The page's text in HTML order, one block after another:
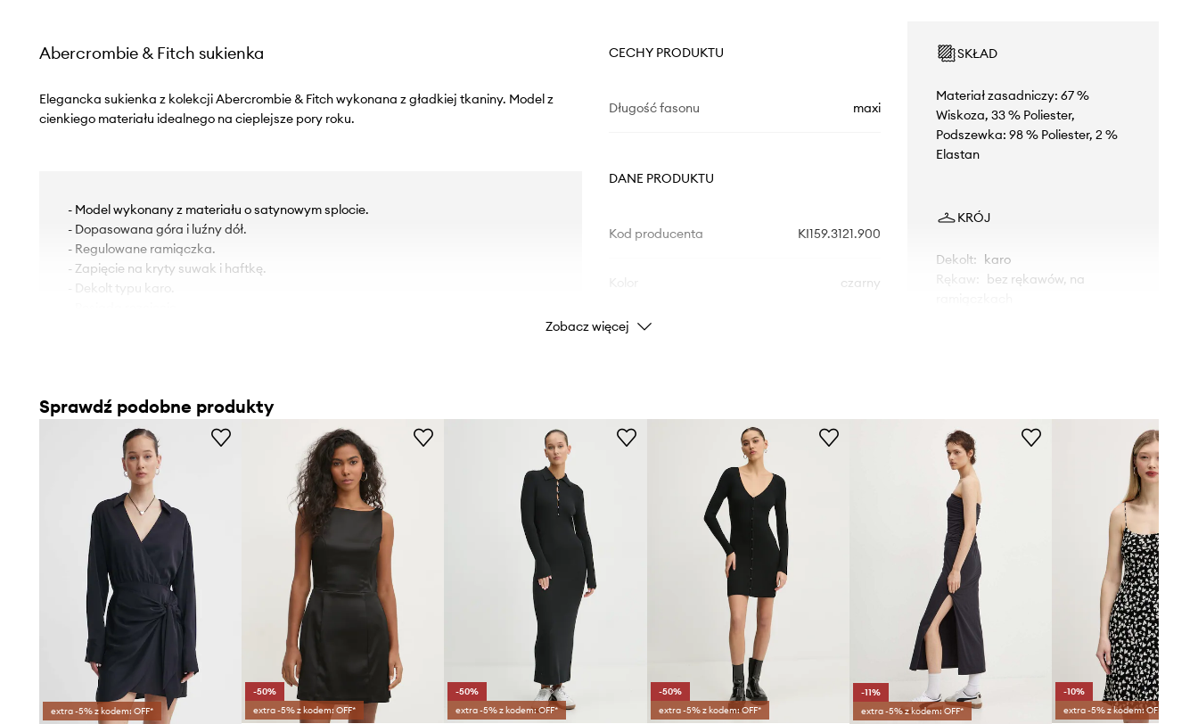
Abercrombie & Fitch sukienka
Elegancka sukienka z kolekcji Abercrombie & Fitch wykonana z gładkiej tkaniny. Model z
cienkiego materiału idealnego na cieplejsze pory roku.
- Model wykonany z materiału o satynowym splocie.
- Dopasowana góra i luźny dół.
- Regulowane ramiączka.
- Zapięcie na kryty suwak i haftkę.
- Dekolt typu karo.
CECHY PRODUKTU
Długość fasonu maxi
DANE PRODUKTU
Kod producenta KI159.3121.900
czarny
Marka
ID Produktu
SKŁAD
Materiał zasadniczy: 67 %
Wiskoza, 33 % Poliester,
Podszewka: 98 % Poliester, 2 %
Elastan
KRÓJ
Dekolt: karo
Rękaw
bez rękawów, na
Modelka ze zdjęcia ma 175 cm
wzrostu i ma na sobie rozmiar S.
Tabela rozmiarów
Zobacz więcej
Sprawdź podobne produkty
extra -5% z kodem: OFF*
-50%
extra -5% z kodem: OFF*
-50%
extra -5% z kodem: OFF*
-50%
extra -5% z kodem: OFF*
-11%
extra -5% z kodem: OFF*
-10%
extra -5% z kodem: OFF*